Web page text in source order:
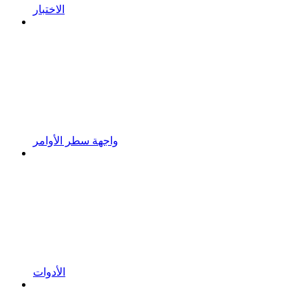
الاختبار
واجهة سطر الأوامر
الأدوات